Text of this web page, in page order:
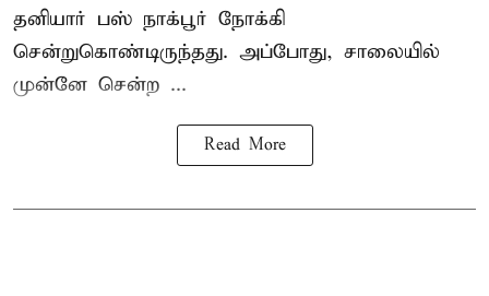
தனியார் பஸ் நாக்பூர் நோக்கி
சென்றுகொண்டிருந்தது. அப்போது, சாலையில்
முன்னே சென்ற ...
Read More